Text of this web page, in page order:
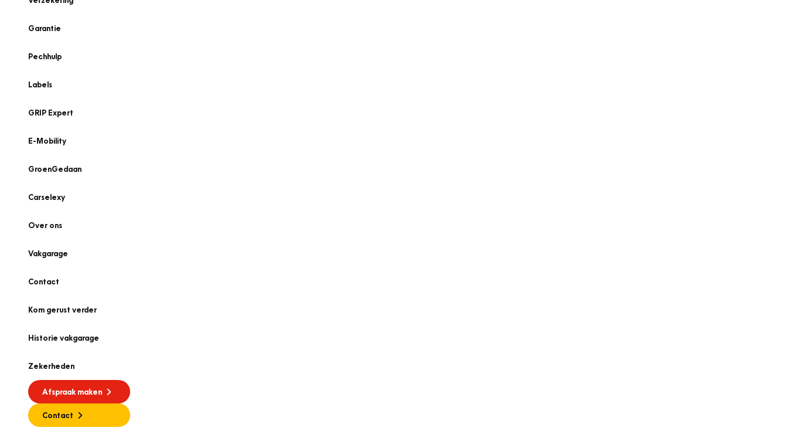
Garantie
Pechhulp
Labels
GRIP Expert
E-Mobility
GroenGedaan
Carselexy
Over ons
Vakgarage
Contact
Kom gerust verder
Historie vakgarage
Zekerheden
Afspraak maken
Contact